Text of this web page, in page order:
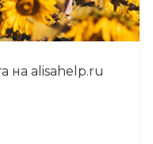
на alisahelp.ru